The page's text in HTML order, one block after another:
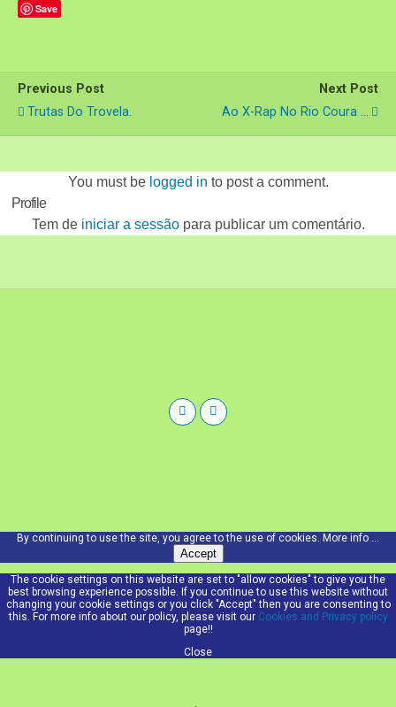
Save
Previous Post
Trutas Do Trovela.
Next Post
Ao X-Rap No Rio Coura ...
You must be logged in to post a comment.
Profile
Tem de iniciar a sessãopara publicar um comentário.
By continuing to use the site, you agree to the use of cookies. More info ...
Accept
The cookie settings on this website are set to "allow cookies" to give you the
best browsing experience possible. If you continue to use this website without
changing your cookie settings or you click "Accept" then you are consenting to
this. For more info about our policy, please visit our Cookies and Privacy policy
page!!
Close